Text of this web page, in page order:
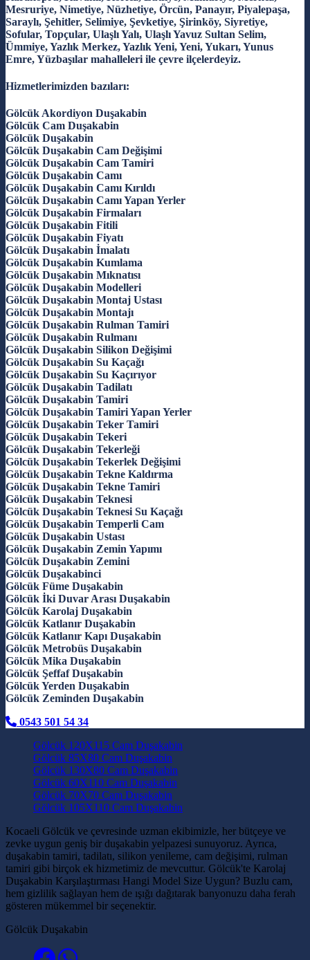
Mesruriye, Nimetiye, Nüzhetiye, Örcün, Panayır, Piyalepaşa,
Saraylı, Şehitler, Selimiye, Şevketiye, Şirinköy, Siyretiye,
Sofular, Topçular, Ulaşlı Yalı, Ulaşlı Yavuz Sultan Selim,
Ümmiye, Yazlık Merkez, Yazlık Yeni, Yeni, Yukarı, Yunus
Emre, Yüzbaşılar mahalleleri ile çevre ilçelerdeyiz.
Hizmetlerimizden bazıları:
Gölcük Akordiyon Duşakabin
Gölcük Cam Duşakabin
Gölcük Duşakabin
Gölcük Duşakabin Cam Değişimi
Gölcük Duşakabin Cam Tamiri
Gölcük Duşakabin Camı
Gölcük Duşakabin Camı Kırıldı
Gölcük Duşakabin Camı Yapan Yerler
Gölcük Duşakabin Firmaları
Gölcük Duşakabin Fitili
Gölcük Duşakabin Fiyatı
Gölcük Duşakabin İmalatı
Gölcük Duşakabin Kumlama
Gölcük Duşakabin Mıknatısı
Gölcük Duşakabin Modelleri
Gölcük Duşakabin Montaj Ustası
Gölcük Duşakabin Montajı
Gölcük Duşakabin Rulman Tamiri
Gölcük Duşakabin Rulmanı
Gölcük Duşakabin Silikon Değişimi
Gölcük Duşakabin Su Kaçağı
Gölcük Duşakabin Su Kaçırıyor
Gölcük Duşakabin Tadilatı
Gölcük Duşakabin Tamiri
Gölcük Duşakabin Tamiri Yapan Yerler
Gölcük Duşakabin Teker Tamiri
Gölcük Duşakabin Tekeri
Gölcük Duşakabin Tekerleği
Gölcük Duşakabin Tekerlek Değişimi
Gölcük Duşakabin Tekne Kaldırma
Gölcük Duşakabin Tekne Tamiri
Gölcük Duşakabin Teknesi
Gölcük Duşakabin Teknesi Su Kaçağı
Gölcük Duşakabin Temperli Cam
Gölcük Duşakabin Ustası
Gölcük Duşakabin Zemin Yapımı
Gölcük Duşakabin Zemini
Gölcük Duşakabinci
Gölcük Füme Duşakabin
Gölcük İki Duvar Arası Duşakabin
Gölcük Karolaj Duşakabin
Gölcük Katlanır Duşakabin
Gölcük Katlanır Kapı Duşakabin
Gölcük Metrobüs Duşakabin
Gölcük Mika Duşakabin
Gölcük Şeffaf Duşakabin
Gölcük Yerden Duşakabin
Gölcük Zeminden Duşakabin
0543 501 54 34
Gölcük 120X115 Cam Duşakabin
Gölcük 85X80 Cam Duşakabin
Gölcük 130X80 Cam Duşakabin
Gölcük 60X110 Cam Duşakabin
Gölcük 70X70 Cam Duşakabin
Gölcük 105X110 Cam Duşakabin
Kocaeli Gölcük ve çevresinde uzman ekibimizle, her bütçeye ve
zevke uygun geniş bir duşakabin yelpazesi sunuyoruz. Ayrıca,
duşakabin tamiri, tadilatı, silikon yenileme, cam değişimi, rulman
tamiri gibi birçok ek hizmetimiz de mevcuttur. Gölcük'te Karolaj
Duşakabin Karşılaştırması Hangi Model Size Uygun? Buzlu cam,
hem gizlilik sağlayan hem de ışığı dağıtarak banyonuzu daha ferah
gösteren mükemmel bir seçenektir.
Gölcük Duşakabin